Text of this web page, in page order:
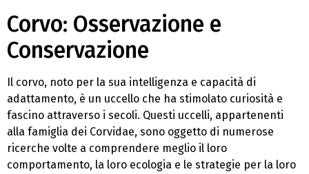
Corvo: Osservazione e
Conservazione
Il corvo, noto per la sua intelligenza e capacità di
adattamento, è un uccello che ha stimolato curiosità e
fascino attraverso i secoli. Questi uccelli, appartenenti
alla famiglia dei Corvidae, sono oggetto di numerose
ricerche volte a comprendere meglio il loro
comportamento, la loro ecologia e le strategie per la loro